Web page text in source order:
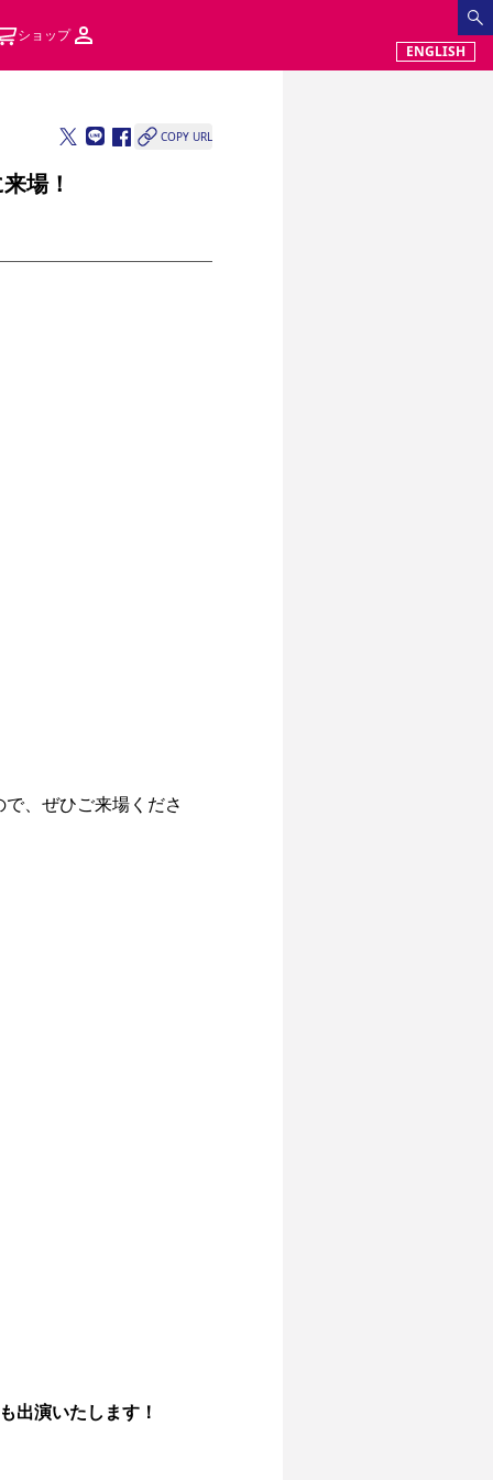
ショップ
ENGLISH
COPY URL
場！
、ぜひご来場くださ
出演いたします！